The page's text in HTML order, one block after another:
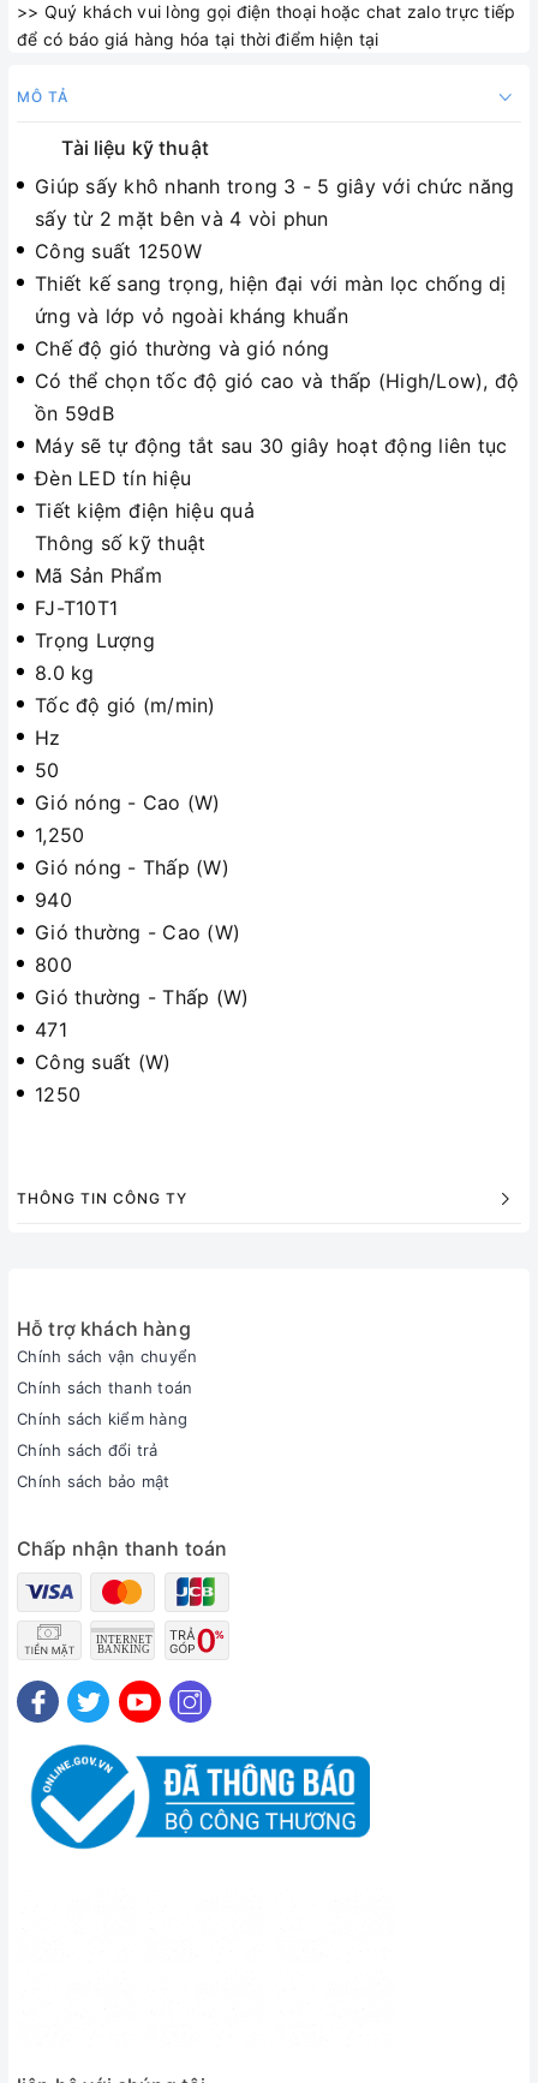
>> Quý khách vui lòng gọi điện thoại hoặc chat zalo trực tiếp
để có báo giá hàng hóa tại thời điểm hiện tại
MÔ TẢ
Tài liệu kỹ thuật
Giúp sấy khô nhanh trong 3 - 5 giây với chức năng
sấy từ 2 mặt bên và 4 vòi phun
Công suất 1250W
Thiết kế sang trọng, hiện đại với màn lọc chống dị
ứng và lớp vỏ ngoài kháng khuẩn
Chế độ gió thường và gió nóng
Có thể chọn tốc độ gió cao và thấp (High/Low), độ
ồn 59dB
Máy sẽ tự động tắt sau 30 giây hoạt động liên tục
Đèn LED tín hiệu
Tiết kiệm điện hiệu quả
Thông số kỹ thuật
Mã Sản Phẩm
FJ-T10T1
Trọng Lượng
8.0 kg
Tốc độ gió (m/min)
Hz
50
Gió nóng - Cao (W)
1,250
Gió nóng - Thấp (W)
940
Gió thường - Cao (W)
800
Gió thường - Thấp (W)
471
Công suất (W)
1250
THÔNG TIN CÔNG TY
Hỗ trợ khách hàng
Chính sách vận chuyển
Chính sách thanh toán
Chính sách kiểm hàng
Chính sách đổi trả
Chính sách bảo mật
Chấp nhận thanh toán